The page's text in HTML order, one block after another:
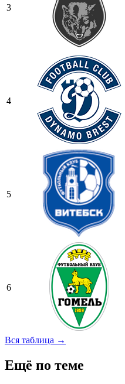
3
4
5
6
Вся таблица →
Ещё по теме